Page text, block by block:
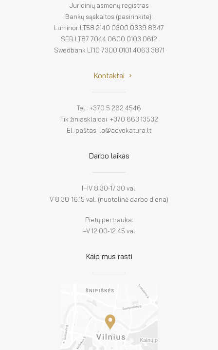
Juridinių asmenų registras
Bankų sąskaitos (pasirinkite):
Luminor LT58 2140 0300 0339 8647
SEB LT87 7044 0600 0103 0612
Swedbank LT10 7300 0101 4063 3871
Kontaktai
Tel.: +370 5 262 4546
Tik žiniasklaidai: +370 663 13532
El. paštas: la@advokatura.lt
Darbo laikas
I–IV 8.30-17.30 val.
V 8.30-16.15 val. (nuotolinė darbo diena)
Pietų pertrauka:
I–V 12.00-12.45 val.
Kaip mus rasti